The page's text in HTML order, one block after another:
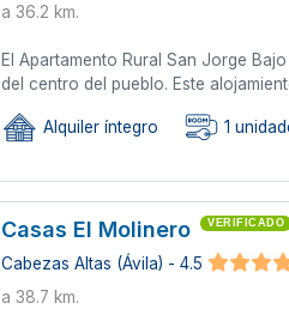
a 36.2 km.
El Apartamento Rural San Jorge
del centro del pueblo. Este
Alquiler íntegro 1
Casas El Molinero VERIFICADO
Cabezas Altas (Ávila) - 4.5
a 38.7 km.